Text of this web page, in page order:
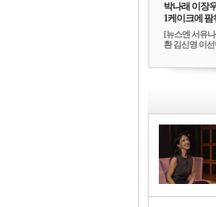
박나래 이장
1케이크에
[뉴스엔 서유
환 김신영 이